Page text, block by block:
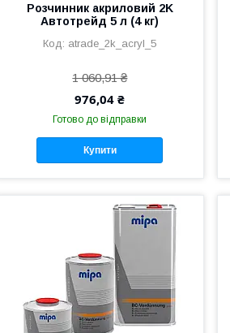
Розчинник акриловий 2K
Автотрейд 5 л (4 кг)
atrade_2k_acryl_5
1 060,91 ₴
976,04 ₴
Готово до відправки
Купити